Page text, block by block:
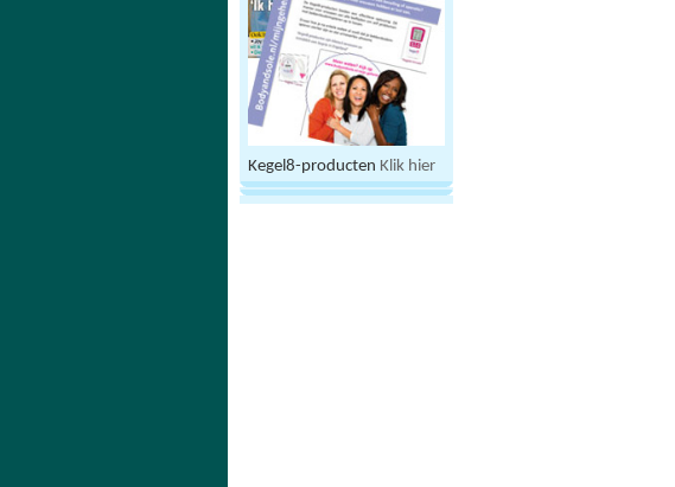
Kegel8-producten Klik hier